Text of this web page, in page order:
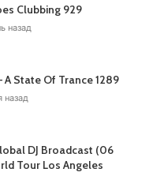
Clubbing 929
назад
A State Of Trance 1289
назад
DJ Broadcast (06
Tour Los Angeles